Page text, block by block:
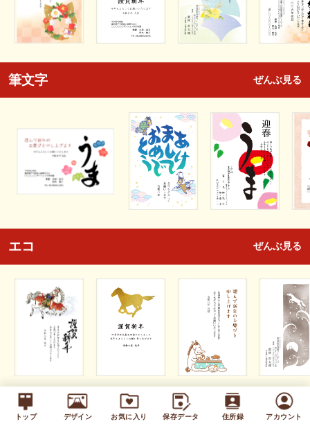
トップ デザイン お気に入り 保存データ 住所録 アカウント
筆文字 ぜんぶ見る
エコ ぜんぶ見る
キッズ ぜんぶ見る